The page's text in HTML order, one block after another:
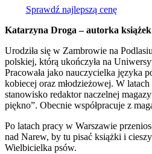
Sprawdź najlepszą cenę
Katarzyna Droga – autorka
Urodziła się w Zambrowie na
polskiej, którą ukończyła na
Pracowała jako nauczycielka języka
kobiecej oraz młodzieżowej. W latach
stanowisko redaktor naczelnej
piękno”. Obecnie współpracuje z
Po latach pracy w Warszawie
nad Narew, by tu pisać książki i
Wielbicielka psów.